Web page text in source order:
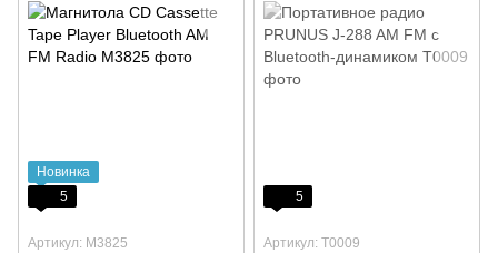
Новинка
5
Артикул: M3825
5
Артикул: T0009